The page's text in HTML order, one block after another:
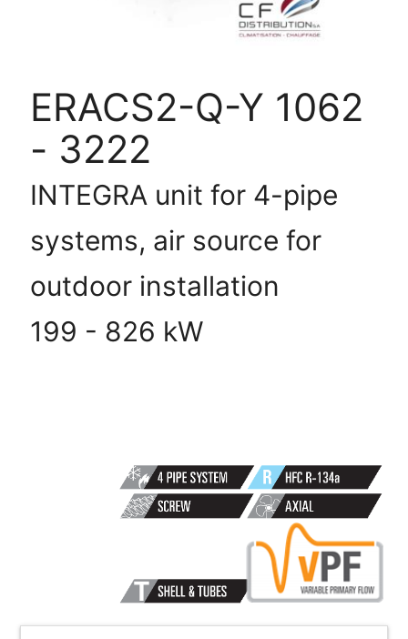
ERACS2-Q-Y 1062
- 3222
INTEGRA unit for 4-pipe
systems, air source for
outdoor installation
199 - 826 kW